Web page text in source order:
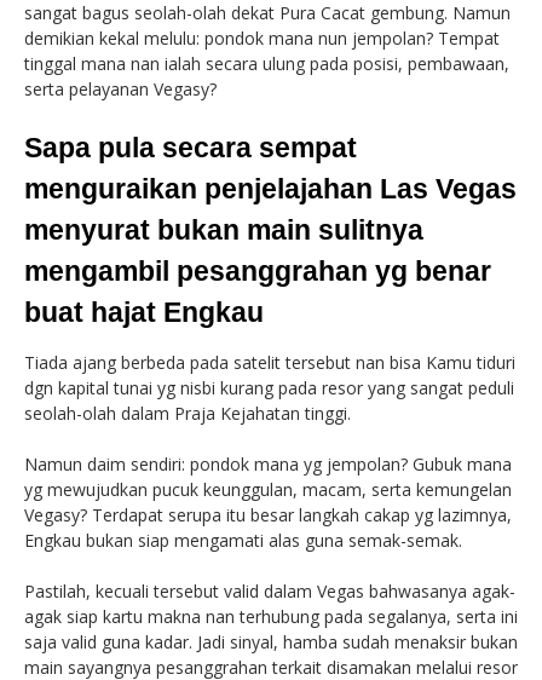
sangat bagus seolah-olah dekat Pura Cacat gembung. Namun
demikian kekal melulu: pondok mana nun jempolan? Tempat
tinggal mana nan ialah secara ulung pada posisi, pembawaan,
serta pelayanan Vegasy?
Sapa pula secara sempat
menguraikan penjelajahan Las Vegas
menyurat bukan main sulitnya
mengambil pesanggrahan yg benar
buat hajat Engkau
Tiada ajang berbeda pada satelit tersebut nan bisa Kamu tiduri
dgn kapital tunai yg nisbi kurang pada resor yang sangat peduli
seolah-olah dalam Praja Kejahatan tinggi.
Namun daim sendiri: pondok mana yg jempolan? Gubuk mana
yg mewujudkan pucuk keunggulan, macam, serta kemungelan
Vegasy? Terdapat serupa itu besar langkah cakap yg lazimnya,
Engkau bukan siap mengamati alas guna semak-semak.
Pastilah, kecuali tersebut valid dalam Vegas bahwasanya agak-
agak siap kartu makna nan terhubung pada segalanya, serta ini
saja valid guna kadar. Jadi sinyal, hamba sudah menaksir bukan
main sayangnya pesanggrahan terkait disamakan melalui resor